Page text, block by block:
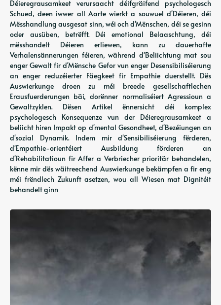
Déieregrausamkeet verursaacht déifgräifend psychologesch
Schued, deen iwwer all Aarte wierkt a souwuel d'Déieren, déi
Mësshandlung ausgesat sinn, wéi och d'Mënschen, déi se gesinn
oder ausüben, betrëfft. Déi emotional Belaaschtung, déi
mësshandelt Déieren erliewen, kann zu dauerhafte
Verhalensännerungen féieren, während d'Beliichtung mat sou
enger Gewalt fir d'Mënsche Gefor vun enger Desensibiliséierung
an enger reduzéierter Fäegkeet fir Empathie duerstellt. Dës
Auswierkunge droen zu méi breede gesellschaftlechen
Erausfuerderungen bäi, dorënner normaliséiert Agressioun a
Gewaltzyklen. Dësen Artikel ënnersicht déi komplex
psychologesch Konsequenze vun der Déieregrausamkeet a
beliicht hiren Impakt op d'mental Gesondheet, d'Bezéiungen an
d'sozial Dynamik. Indem mir d'Sensibiliséierung fërderen,
d'Empathie-orientéiert Ausbildung förderen an
d'Rehabilitatioun fir Affer a Verbriecher prioritär behandelen,
kënne mir dës wäitreechend Auswierkunge bekämpfen a fir eng
méi frëndlech Zukunft asetzen, wou all Wiesen mat Dignitéit
behandelt ginn